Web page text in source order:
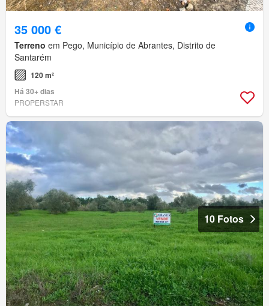
35 000 €
Terreno em Pego, Município de Abrantes, Distrito de
Santarém
120 m²
Há 30+ dias
PROPERSTAR
10 Fotos